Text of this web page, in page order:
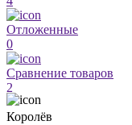
Отложенные
0
Сравнение товаров
2
Королёв